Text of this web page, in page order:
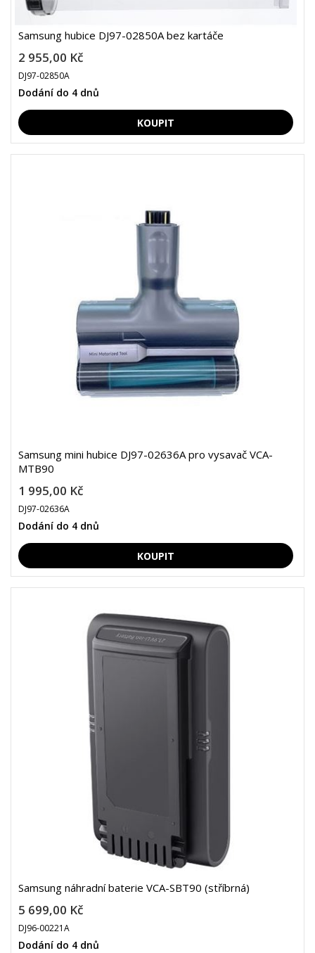
Samsung hubice DJ97-02850A bez kartáče
2 955,00 Kč
DJ97-02850A
Dodání do 4 dnů
Samsung mini hubice DJ97-02636A pro vysavač VCA-
MTB90
1 995,00 Kč
DJ97-02636A
Dodání do 4 dnů
Samsung náhradní baterie VCA-SBT90 (stříbrná)
5 699,00 Kč
DJ96-00221A
Dodání do 4 dnů